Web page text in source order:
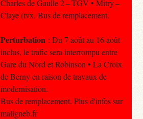
Charles de Gaulle 2 – TGV • Mitry –
Claye (tvx. Bus de remplacement.
Perturbation : Du 7 août au 16 août
inclus, le trafic sera interrompu entre
Gare du Nord et Robinson • La Croix
de Berny en raison de travaux de
modernisation.
Bus de remplacement. Plus d'infos sur
maligneb.fr